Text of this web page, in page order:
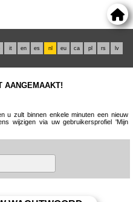
it en es nl eu ca pl rs lv
AANGEMAAKT!
u zult binnen enkele minuten een nieuw
wijzigen via uw gebruikersprofiel 'Mijn